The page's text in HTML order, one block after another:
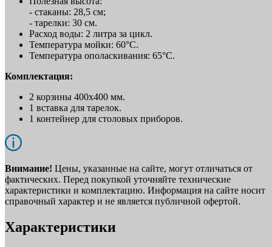
- стаканы: 28,5 см;
- тарелки: 30 см.
Расход воды: 2 литра за цикл.
Температура мойки: 60°C.
Температура ополаскивания: 65°C.
Комплектация:
2 корзины 400х400 мм.
1 вставка для тарелок.
1 контейнер для столовых приборов.
Внимание! Цены, указанные на сайте, могут отличаться от
фактических. Перед покупкой уточняйте технические
характеристики и комплектацию. Информация на сайте носит
справочный характер и не является публичной офертой.
Характеристики